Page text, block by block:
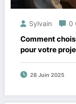
Sylvain 0
Comment
pour votre
28 Juin 2025